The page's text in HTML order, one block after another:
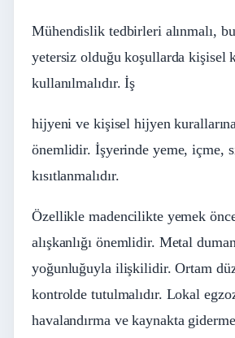
Mühendislik tedbirleri alınmalı,
yetersiz olduğu koşullarda kişisel
kullanılmalıdır. İş
hijyeni ve kişisel hijyen
önemlidir. İşyerinde yeme, içme,
kısıtlanmalıdır.
Özellikle madencilikte yemek
alışkanlığı önemlidir. Metal
yoğunluğuyla ilişkilidir. Ortam
kontrolde tutulmalıdır. Lokal
havalandırma ve kaynakta